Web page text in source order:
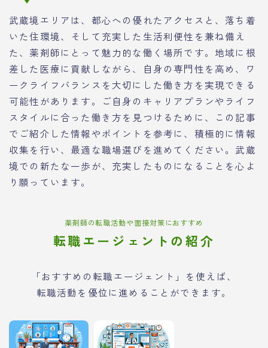
武蔵境エリアは、都心への優れたアクセスと、落ち着
いた住環境、そして充実した生活利便性を兼ね備え
た、薬剤師にとって魅力的な働く場所です。地域に根
差した医療に貢献しながら、自身の専門性を高め、ワ
ークライフバランスを大切にした働き方を実現できる
可能性があります。ご自身のキャリアプランやライフ
スタイルに合った働き方を見つけるために、この記事
でご紹介した情報やポイントを参考に、積極的に情報
収集を行い、最適な職場選びを進めてください。武蔵
境での新たな一歩が、充実したものになることを心よ
り願っています。
薬剤師の転職活動や面接対策におすすめ
転職エージェントの紹介
「おすすめの転職エージェント」を使えば、
転職活動を優位に進めることができます。